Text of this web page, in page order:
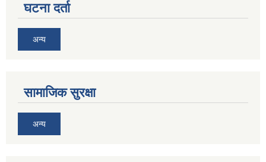
घटना दर्ता
अन्य
सामाजिक सुरक्षा
अन्य